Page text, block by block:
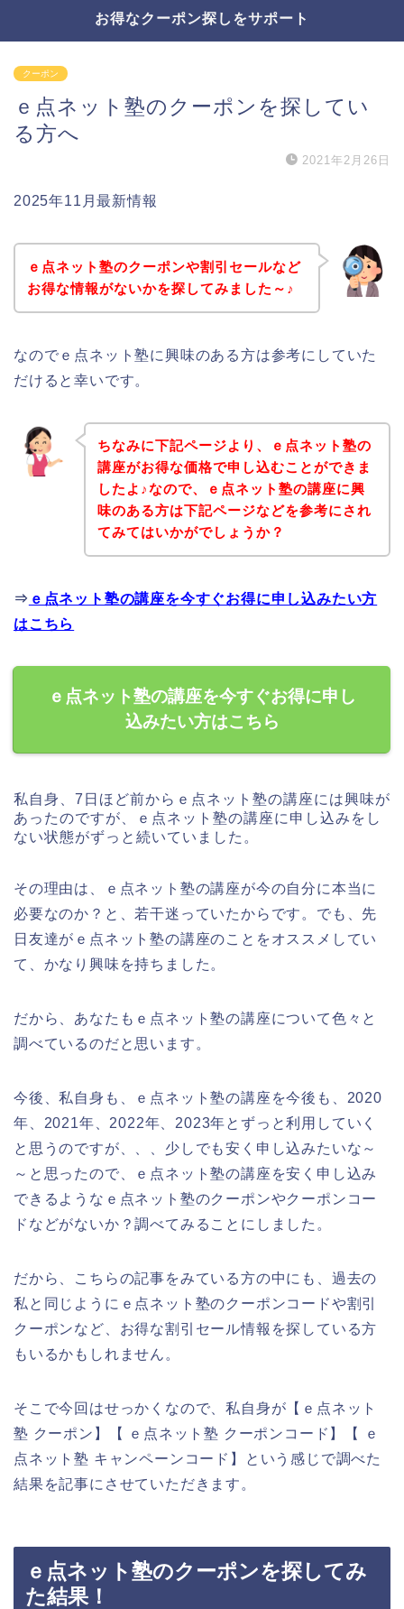
お得なクーポン探しをサポート
クーポン
ｅ点ネット塾のクーポンを探してい
る方へ
2021年2月26日
2025年11月最新情報
ｅ点ネット塾のクーポンや割引セールなど
お得な情報がないかを探してみました～♪
なのでｅ点ネット塾に興味のある方は参考にしていた
だけると幸いです。
ちなみに下記ページより、ｅ点ネット塾の
講座がお得な価格で申し込むことができま
したよ♪なので、ｅ点ネット塾の講座に興
味のある方は下記ページなどを参考にされ
てみてはいかがでしょうか？
⇒ ｅ点ネット塾の講座を今すぐお得に申し込みたい方
はこちら
ｅ点ネット塾の講座を今すぐお得に申し
込みたい方はこちら
私自身、7日ほど前からｅ点ネット塾の講座には興味が
あったのですが、ｅ点ネット塾の講座に申し込みをし
ない状態がずっと続いていました。
その理由は、ｅ点ネット塾の講座が今の自分に本当に
必要なのか？と、若干迷っていたからです。でも、先
日友達がｅ点ネット塾の講座のことをオススメしてい
て、かなり興味を持ちました。
だから、あなたもｅ点ネット塾の講座について色々と
調べているのだと思います。
今後、私自身も、ｅ点ネット塾の講座を今後も、2020
年、2021年、2022年、2023年とずっと利用していく
と思うのですが、、、少しでも安く申し込みたいな～
～と思ったので、ｅ点ネット塾の講座を安く申し込み
できるようなｅ点ネット塾のクーポンやクーポンコー
ドなどがないか？調べてみることにしました。
だから、こちらの記事をみている方の中にも、過去の
私と同じようにｅ点ネット塾のクーポンコードや割引
クーポンなど、お得な割引セール情報を探している方
もいるかもしれません。
そこで今回はせっかくなので、私自身が【ｅ点ネット
塾 クーポン】【 ｅ点ネット塾 クーポンコード】【 ｅ
点ネット塾 キャンペーンコード】という感じで調べた
結果を記事にさせていただきます。
ｅ点ネット塾のクーポンを探してみ
た結果！